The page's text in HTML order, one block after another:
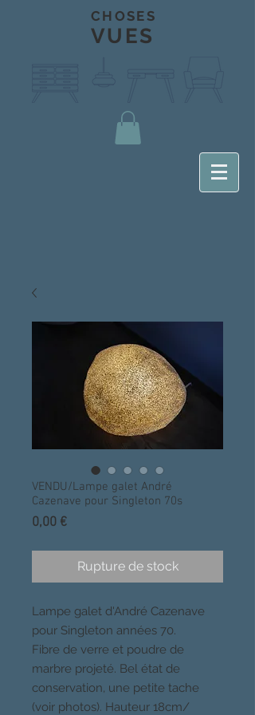
CHOSES
VUES
VENDU/Lampe galet André
Cazenave pour Singleton 70s
0,00 €Prix
Rupture de stock
Lampe galet d'André Cazenave
pour Singleton années 70.
Fibre de verre et poudre de
marbre projeté. Bel état de
conservation, une petite tache
(voir photos). Hauteur 18cm/